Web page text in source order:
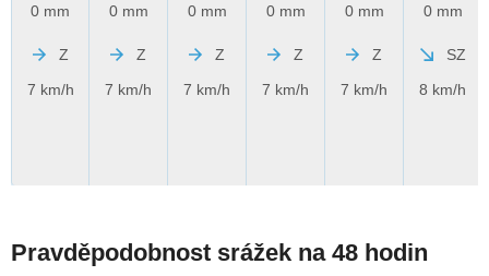
0 mm
Z
7 km/h
0 mm
Z
7 km/h
0 mm
Z
7 km/h
0 mm
Z
7 km/h
0 mm
Z
7 km/h
0 mm
SZ
8 km/h
Pravděpodobnost srážek na 48 hodin